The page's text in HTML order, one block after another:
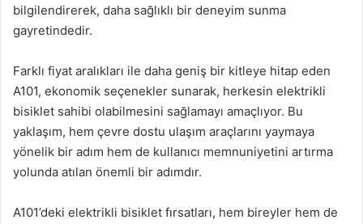
bilgilendirerek, daha sağlıklı bir deneyim sunma
gayretindedir.
Farklı fiyat aralıkları ile daha geniş bir kitleye hitap eden
A101, ekonomik seçenekler sunarak, herkesin elektrikli
bisiklet sahibi olabilmesini sağlamayı amaçlıyor. Bu
yaklaşım, hem çevre dostu ulaşım araçlarını yaymaya
yönelik bir adım hem de kullanıcı memnuniyetini artırma
yolunda atılan önemli bir adımdır.
A101’deki elektrikli bisiklet fırsatları, hem bireyler hem de